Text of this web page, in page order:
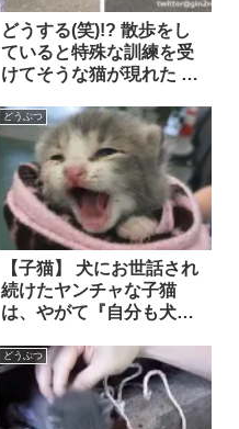
どうする(笑)!? 散歩をし
ていると特殊な訓練を受
けてそうな猫が現れた 7
どうぶつ
【子猫】 犬にお世話され
続けたヤンチャな子猫
は、やがて『自分も犬に
でしまったようで…？
どうぶつ